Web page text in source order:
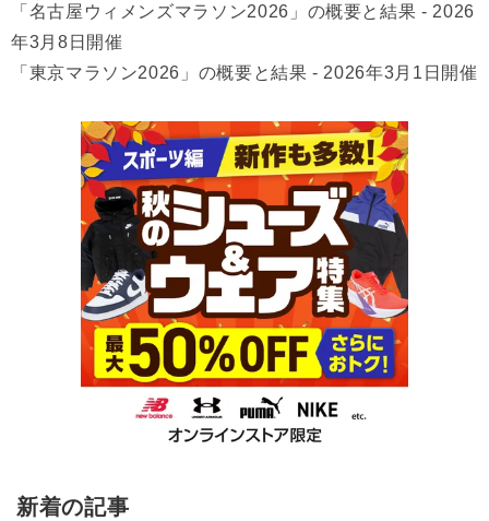
「名古屋ウィメンズマラソン2026」の概要と結果 - 2026
年3月8日開催
「東京マラソン2026」の概要と結果 - 2026年3月1日開催
新着の記事